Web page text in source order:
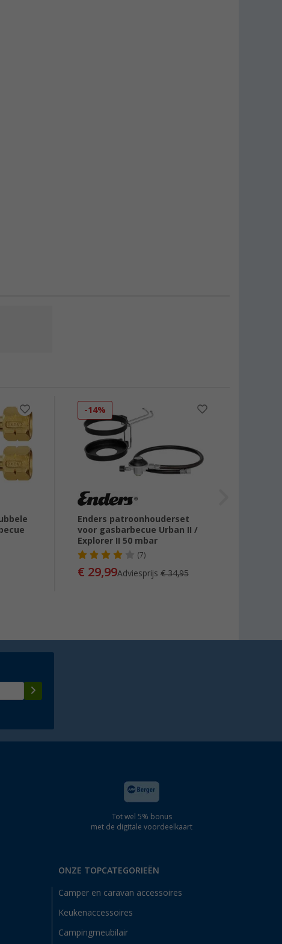
-14%
Enders patroonhouderset
voor gasbarbecue Urban II /
Explorer II 50 mbar
(7)
€ 29,99Adviesprijs € 34,95
Tot wel 5% bonus
met de digitale voordeelkaart
ONZE TOPCATEGORIEËN
Camper en caravan accessoires
Keukenaccessoires
Campingmeubilair